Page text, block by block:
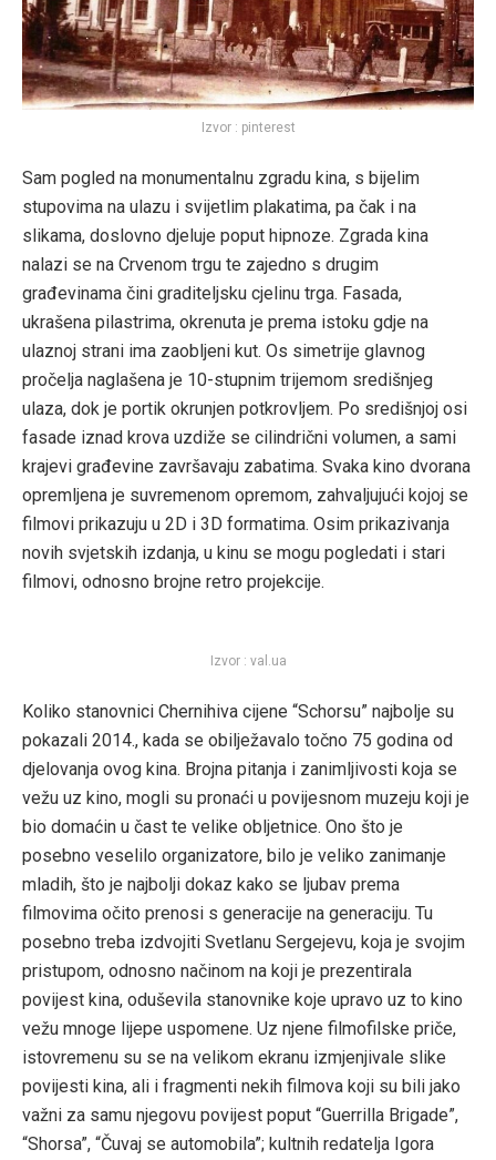
Izvor : pinterest
Sam pogled na monumentalnu zgradu kina, s bijelim
stupovima na ulazu i svijetlim plakatima, pa čak i na
slikama, doslovno djeluje poput hipnoze. Zgrada kina
nalazi se na Crvenom trgu te zajedno s drugim
građevinama čini graditeljsku cjelinu trga. Fasada,
ukrašena pilastrima, okrenuta je prema istoku gdje na
ulaznoj strani ima zaobljeni kut. Os simetrije glavnog
pročelja naglašena je 10-stupnim trijemom središnjeg
ulaza, dok je portik okrunjen potkrovljem. Po središnjoj osi
fasade iznad krova uzdiže se cilindrični volumen, a sami
krajevi građevine završavaju zabatima. Svaka kino dvorana
opremljena je suvremenom opremom, zahvaljujući kojoj se
filmovi prikazuju u 2D i 3D formatima. Osim prikazivanja
novih svjetskih izdanja, u kinu se mogu pogledati i stari
filmovi, odnosno brojne retro projekcije.
Izvor : val.ua
Koliko stanovnici Chernihiva cijene “Schorsu” najbolje su
pokazali 2014., kada se obilježavalo točno 75 godina od
djelovanja ovog kina. Brojna pitanja i zanimljivosti koja se
vežu uz kino, mogli su pronaći u povijesnom muzeju koji je
bio domaćin u čast te velike obljetnice. Ono što je
posebno veselilo organizatore, bilo je veliko zanimanje
mladih, što je najbolji dokaz kako se ljubav prema
filmovima očito prenosi s generacije na generaciju. Tu
posebno treba izdvojiti Svetlanu Sergejevu, koja je svojim
pristupom, odnosno načinom na koji je prezentirala
povijest kina, oduševila stanovnike koje upravo uz to kino
vežu mnoge lijepe uspomene. Uz njene filmofilske priče,
istovremenu su se na velikom ekranu izmjenjivale slike
povijesti kina, ali i fragmenti nekih filmova koji su bili jako
važni za samu njegovu povijest poput “Guerrilla Brigade”,
“Shorsa”, “Čuvaj se automobila”; kultnih redatelja Igora